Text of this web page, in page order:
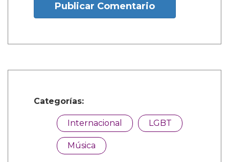
Publicar Comentario
Categorías:
Internacional LGBT
Música